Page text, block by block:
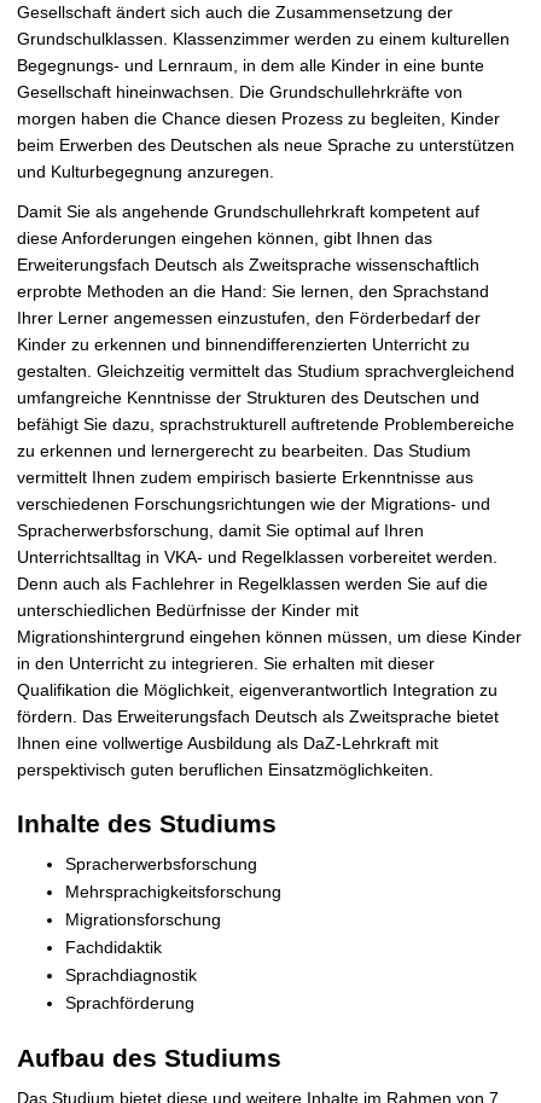
Gesellschaft ändert sich auch die Zusammensetzung der
Grundschulklassen. Klassenzimmer werden zu einem kulturellen
Begegnungs- und Lernraum, in dem alle Kinder in eine bunte
Gesellschaft hineinwachsen. Die Grundschullehrkräfte von
morgen haben die Chance diesen Prozess zu begleiten, Kinder
beim Erwerben des Deutschen als neue Sprache zu unterstützen
und Kulturbegegnung anzuregen.
Damit Sie als angehende Grundschullehrkraft kompetent auf
diese Anforderungen eingehen können, gibt Ihnen das
Erweiterungsfach Deutsch als Zweitsprache wissenschaftlich
erprobte Methoden an die Hand: Sie lernen, den Sprachstand
Ihrer Lerner angemessen einzustufen, den Förderbedarf der
Kinder zu erkennen und binnendifferenzierten Unterricht zu
gestalten. Gleichzeitig vermittelt das Studium sprachvergleichend
umfangreiche Kenntnisse der Strukturen des Deutschen und
befähigt Sie dazu, sprachstrukturell auftretende Problembereiche
zu erkennen und lernergerecht zu bearbeiten. Das Studium
vermittelt Ihnen zudem empirisch basierte Erkenntnisse aus
verschiedenen Forschungsrichtungen wie der Migrations- und
Spracherwerbsforschung, damit Sie optimal auf Ihren
Unterrichtsalltag in VKA- und Regelklassen vorbereitet werden.
Denn auch als Fachlehrer in Regelklassen werden Sie auf die
unterschiedlichen Bedürfnisse der Kinder mit
Migrationshintergrund eingehen können müssen, um diese Kinder
in den Unterricht zu integrieren. Sie erhalten mit dieser
Qualifikation die Möglichkeit, eigenverantwortlich Integration zu
fördern. Das Erweiterungsfach Deutsch als Zweitsprache bietet
Ihnen eine vollwertige Ausbildung als DaZ-Lehrkraft mit
perspektivisch guten beruflichen Einsatzmöglichkeiten.
Inhalte des Studiums
Spracherwerbsforschung
Mehrsprachigkeitsforschung
Migrationsforschung
Fachdidaktik
Sprachdiagnostik
Sprachförderung
Aufbau des Studiums
Das Studium bietet diese und weitere Inhalte im Rahmen von 7